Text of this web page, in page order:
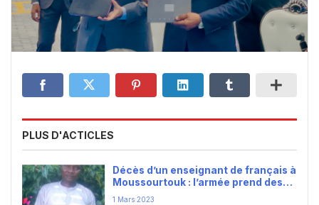
PLUS D'ACTICLES
Décès d’un enseignant de français à
Moussourtouk : l’armée prend des
mesures en l’encontre de son
1 Mars 2023